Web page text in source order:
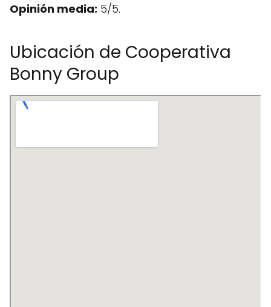
Opinión media: 5/5.
Ubicación de Cooperativa
Bonny Group